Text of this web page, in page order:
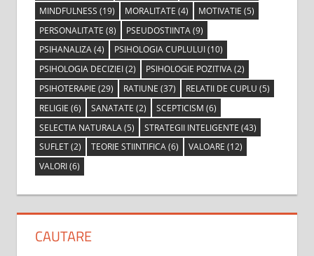
MINDFULNESS (19) MORALITATE (4) MOTIVATIE (5)
PERSONALITATE (8) PSEUDOSTIINTA(9)
PSIHANALIZA(4) PSIHOLOGIA CUPLULUI(10)
PSIHOLOGIA DECIZIEI(2) PSIHOLOGIE POZITIVA(2)
PSIHOTERAPIE (29) RATIUNE (37) RELATII DE CUPLU (5)
RELIGIE (6) SANATATE (2) SCEPTICISM (6)
SELECTIA NATURALA(5) STRATEGII INTELIGENTE (43)
SUFLET(2) TEORIE STIINTIFICA(6) VALOARE (12)
VALORI(6)
CAUTARE